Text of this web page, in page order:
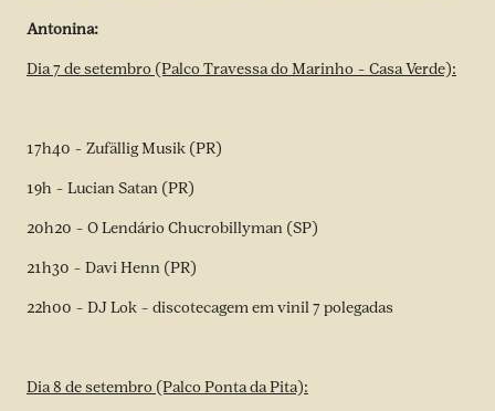
Antonina:
Dia 7 de setembro (Palco Travessa do Marinho – Casa Verde):
17h40 – Zufällig Musik (PR)
19h – Lucian Satan (PR)
20h20 – O Lendário Chucrobillyman (SP)
21h30 – Davi Henn (PR)
22h00 – DJ Lok – discotecagem em vinil 7 polegadas
Dia 8 de setembro (Palco Ponta da Pita):